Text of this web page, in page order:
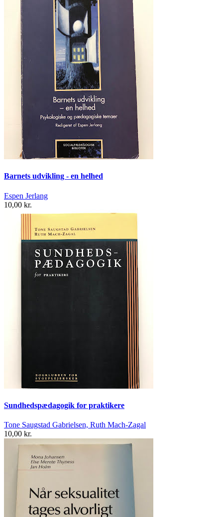
Barnets udvikling - en helhed
Espen Jerlang
10,00 kr.
Sundhedspædagogik for praktikere
Tone Saugstad Gabrielsen, Ruth Mach-Zagal
10,00 kr.